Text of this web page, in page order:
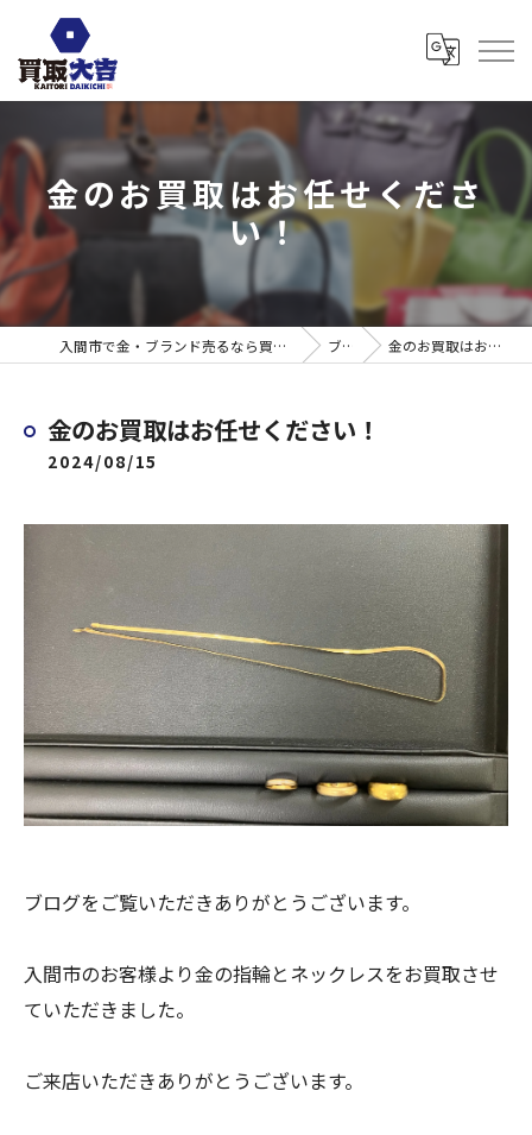
金のお買取はお任せくださ
い！
入間市で金・ブランド売るなら買取大吉 ウエスタ武蔵藤沢店 ブログ 金のお買取はお任せください！
金のお買取はお任せください！
2024/08/15
ブログをご覧いただきありがとうございます。
入間市のお客様より金の指輪とネックレスをお買取させ
ていただきました。
ご来店いただきありがとうございます。